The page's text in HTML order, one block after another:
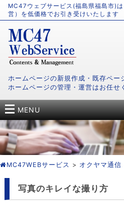
MC47ウェブサービス(福島県福島市)
営）を低価格でお引き受けいたします
ホームページの新規作成・既存ペー
ホームページの管理・運営はお任せ
MENU
MC47WEBサービス > オクヤマ通信
写真のキレイな撮り方